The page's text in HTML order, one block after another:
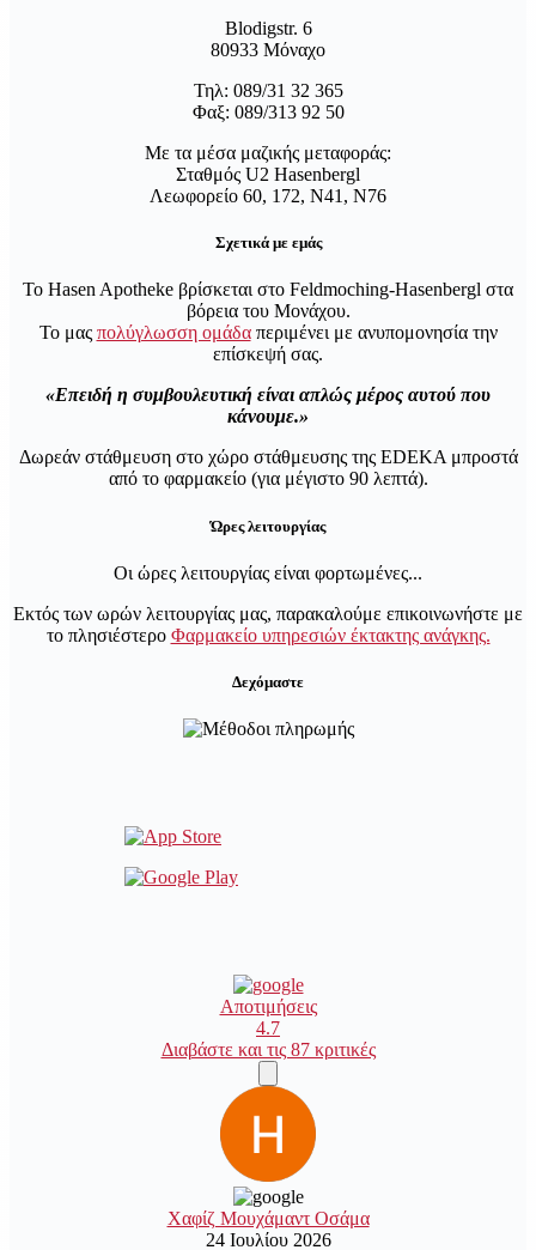
Blodigstr. 6
80933 Μόναχο
Τηλ: 089/31 32 365
Φαξ: 089/313 92 50
Με τα μέσα μαζικής μεταφοράς:
Σταθμός U2 Hasenbergl
Λεωφορείο 60, 172, N41, N76
Σχετικά με εμάς
Το Hasen Apotheke βρίσκεται στο Feldmoching-Hasenbergl στα
βόρεια του Μονάχου.
Το μας πολύγλωσση ομάδαπεριμένει με ανυπομονησία την
επίσκεψή σας.
Επειδή η συμβουλευτική είναι απλώς μέρος αυτού που
κάνουμε.
Δωρεάν στάθμευση στο χώρο στάθμευσης της EDEKA μπροστά
από το φαρμακείο (για μέγιστο 90 λεπτά).
Ώρες λειτουργίας
Οι ώρες λειτουργίας είναι φορτωμένες...
Εκτός των ωρών λειτουργίας μας, παρακαλούμε επικοινωνήστε με
το πλησιέστερο Φαρμακείο υπηρεσιών έκτακτης ανάγκης.
Δεχόμαστε
Αποτιμήσεις
4.7
Διαβάστε και τις 87 κριτικές
Χαφίζ Μουχάμαντ Οσάμα
24 Ιουλίου 2026